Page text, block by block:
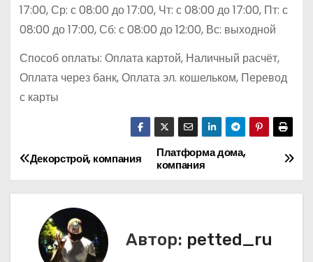
17:00, Ср: с 08:00 до 17:00, Чт: с 08:00 до 17:00, Пт: с
08:00 до 17:00, Сб: с 08:00 до 12:00, Вс: выходной
Способ оплаты: Оплата картой, Наличный расчёт,
Оплата через банк, Оплата эл. кошельком, Перевод
с карты
Н
а
Платформа дома,
компания
Декорстрой, компания
Автор: petted_ru